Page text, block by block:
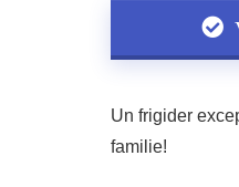
Un frigider
familie!